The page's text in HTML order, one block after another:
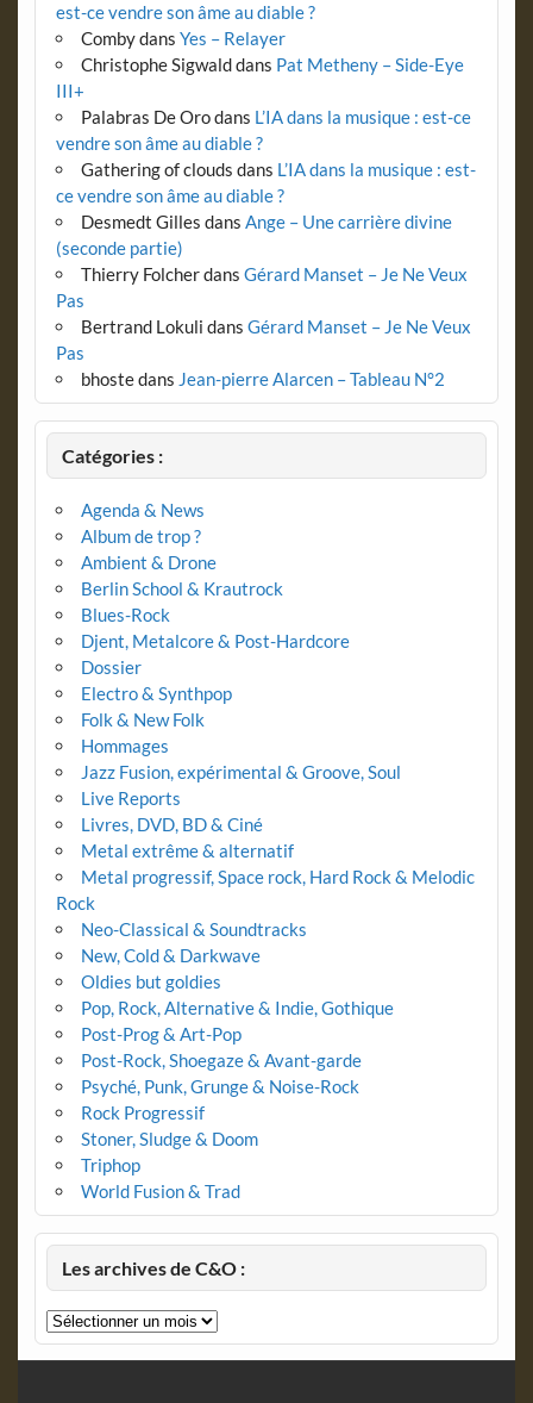
est-ce vendre son âme au diable ?
Combydans Yes – Relayer
Christophe Sigwalddans Pat Metheny – Side-Eye
III+
Palabras De Orodans L’IA dans la musique : est-ce
vendre son âme au diable ?
Gathering of clouds dans L’IA dans la musique : est-
ce vendre son âme au diable ?
Desmedt Gilles dans Ange – Une carrière divine
(seconde partie)
Thierry Folcherdans Gérard Manset – Je Ne Veux
Pas
Bertrand Lokuli dans Gérard Manset – Je Ne Veux
Pas
bhostedans Jean-pierre Alarcen – Tableau N°2
Catégories :
Agenda & News
Album de trop ?
Ambient & Drone
Berlin School & Krautrock
Blues-Rock
Djent, Metalcore & Post-Hardcore
Dossier
Electro & Synthpop
Folk & New Folk
Hommages
Jazz Fusion, expérimental & Groove, Soul
Live Reports
Livres, DVD, BD & Ciné
Metal extrême & alternatif
Metal progressif, Space rock, Hard Rock & Melodic
Rock
Neo-Classical & Soundtracks
New, Cold & Darkwave
Oldies but goldies
Pop, Rock, Alternative & Indie, Gothique
Post-Prog & Art-Pop
Post-Rock, Shoegaze & Avant-garde
Psyché, Punk, Grunge & Noise-Rock
Rock Progressif
Stoner, Sludge & Doom
Triphop
World Fusion & Trad
Les archives de C&O :
Les
archives